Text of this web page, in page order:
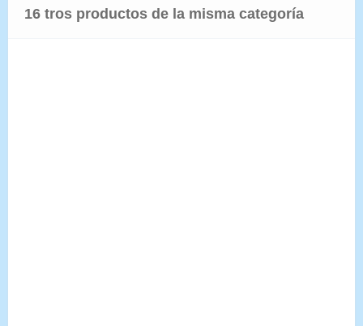
16 tros productos de la misma categoría